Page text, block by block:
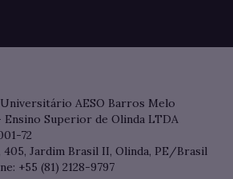
AESO Barros Melo
Ensino Superior de Olinda LTDA
72
405, Jardim Brasil II, Olinda, PE/Brasil
+55 (81) 2128-9797